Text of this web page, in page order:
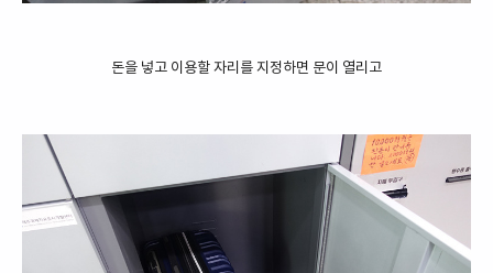
돈을 넣고 이용할 자리를 지정하면 문이 열리고